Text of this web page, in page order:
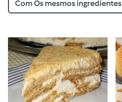
Com Os mesmos ingredientes